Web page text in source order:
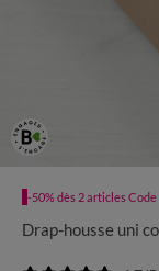
-50% dès 2 articles
Drap-housse uni